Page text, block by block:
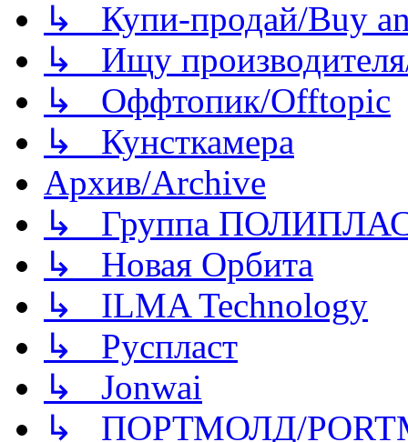
↳ Купи-продай/Buy
↳ Ищу
↳ Оффтопик/Offtopic
↳ Кунсткамера
Архив/Archive
↳ Группа
↳ Новая Орбита
↳ ILMA Technology
↳ Руспласт
↳ Jonwai
↳ ПОРТМОЛД/